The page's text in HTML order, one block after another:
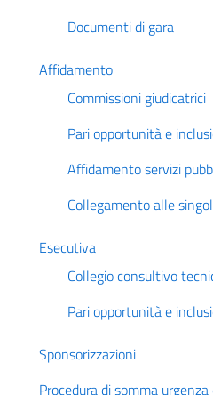
Documenti di gara
Affidamento
Commissioni giudicatrici
Pari opportunità e
Affidamento servizi
Collegamento alle
Esecutiva
Collegio consultivo
Pari opportunità e
Sponsorizzazioni
Procedura di somma